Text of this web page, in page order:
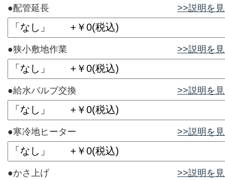
●配管延長 >>説明を
●狭小敷地作業 >>説明を
●給水バルブ交換 >>説明を
●寒冷地ヒーター >>説明を
●かさ上げ >>説明を